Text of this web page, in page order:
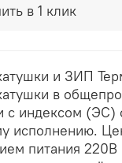
в 1 клик
и ЗИП
в
с индексом (ЭС)
исполнению.
питания